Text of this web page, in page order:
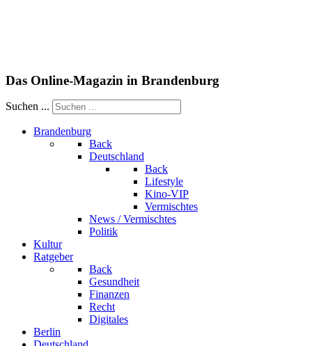
Das Online-Magazin in Brandenburg
Suchen ...
Brandenburg
Back
Deutschland
Back
Lifestyle
Kino-VIP
Vermischtes
News / Vermischtes
Politik
Kultur
Ratgeber
Back
Gesundheit
Finanzen
Recht
Digitales
Berlin